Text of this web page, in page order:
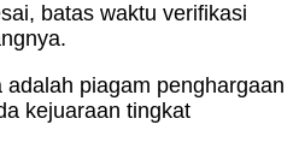
batas waktu verifikasi
piagam penghargaan
kejuaraan tingkat